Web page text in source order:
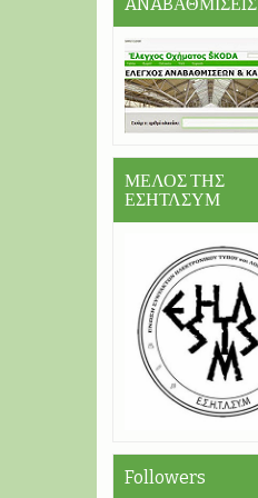
ΜΕΛΟΣ ΤΗΣ
ΕΣΗΤΛΣΥΜ
Followers